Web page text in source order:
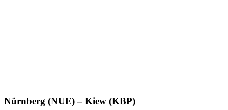
Nürnberg (NUE) – Kiew (KBP)